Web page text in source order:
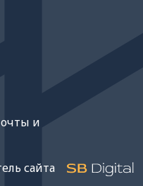
и
сайта